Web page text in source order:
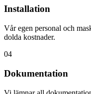
Installation
Vår egen personal och
dolda kostnader.
04
Dokumentation